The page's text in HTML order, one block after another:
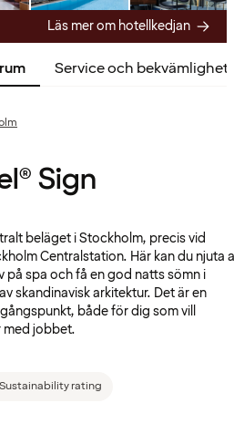
Läs mer om hotellkedjan
Service och
Sign
beläget i Stockholm, precis vid
Centralstation. Här kan du njuta
på spa och få en god natts sömn i
skandinavisk arkitektur. Det är en
både för dig som vill
med jobbet.
Sustainability rating